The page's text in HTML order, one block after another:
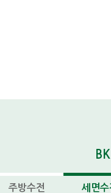
BK
주방수전 세면수